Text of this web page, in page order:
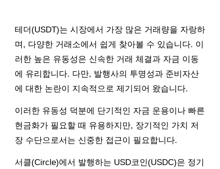
테더(USDT)는 시장에서 가장 많은 거래량을 자랑하
며, 다양한 거래소에서 쉽게 찾아볼 수 있습니다. 이
러한 높은 유동성은 신속한 거래 체결과 자금 이동
에 유리합니다. 다만, 발행사의 투명성과 준비자산
에 대한 논란이 지속적으로 제기되어 왔습니다.
이러한 유동성 덕분에 단기적인 자금 운용이나 빠른
현금화가 필요할 때 유용하지만, 장기적인 가치 저
장 수단으로서는 신중한 접근이 필요합니다.
서클(Circle)에서 발행하는 USD코인(USDC)은 정기